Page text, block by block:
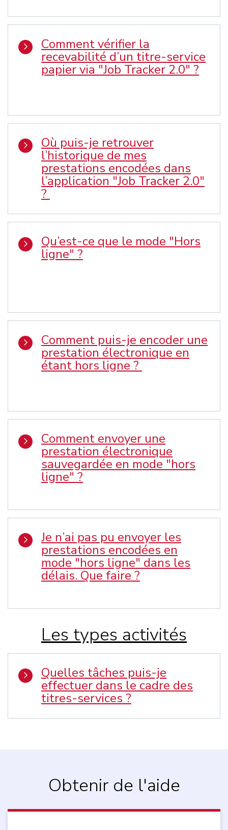
Comment vérifier la
recevabilité d’un titre-service
papier via "Job Tracker 2.0" ?
Où puis-je retrouver
l’historique de mes
prestations encodées dans
l’application "Job Tracker 2.0"
?
Qu’est-ce que le mode "Hors
ligne" ?
Comment puis-je encoder une
prestation électronique en
étant hors ligne ?
Comment envoyer une
prestation électronique
sauvegardée en mode "hors
ligne" ?
Je n’ai pas pu envoyer les
prestations encodées en
mode "hors ligne" dans les
délais. Que faire ?
Les types activités
Quelles tâches puis-je
effectuer dans le cadre des
titres-services ?
Obtenir de l'aide